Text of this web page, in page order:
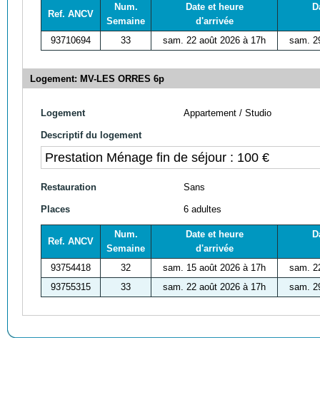
Ref. ANCV
Num.
Semaine
Date et heure
d'arrivée
93710694 33 sam. 22 août 2026 à 17h sam.
Logement: MV-LES ORRES 6p
Logement Appartement / Studio
Descriptif du logement
Prestation Ménage fin de séjour : 100 €
Restauration Sans
Places 6 adultes
Ref. ANCV
Num.
Semaine
Date et heure
d'arrivée
93754418 32 sam. 15 août 2026 à 17h
sam.
93755315
33 sam. 22 août 2026 à 17h sam.